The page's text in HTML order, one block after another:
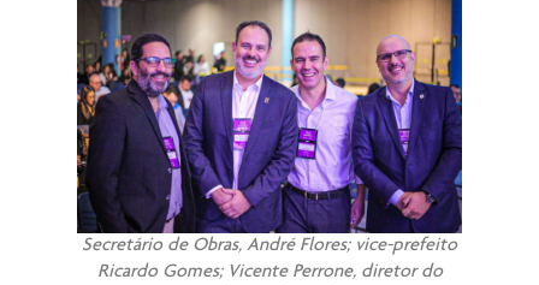
Secretário de Obras, André Flores; vice-prefeito
Ricardo Gomes; Vicente Perrone, diretor do